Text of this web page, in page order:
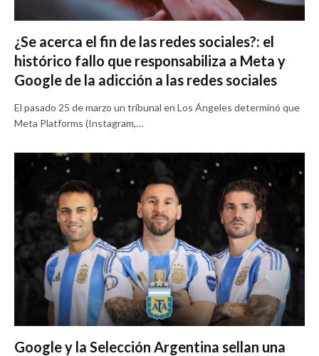
¿Se acerca el fin de las redes sociales?: el
histórico fallo que responsabiliza a Meta y
Google de la adicción a las redes sociales
El pasado 25 de marzo un tribunal en Los Ángeles determinó que
Meta Platforms (Instagram,…
Google y la Selección Argentina sellan una